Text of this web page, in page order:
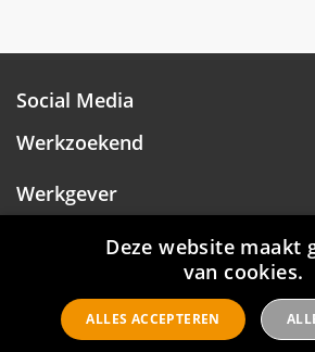
Social Media
Werkzoekend
Werkgever
Over Hotelprofessionals
Deze website maakt
van cookies.
ALLES ACCEPTEREN